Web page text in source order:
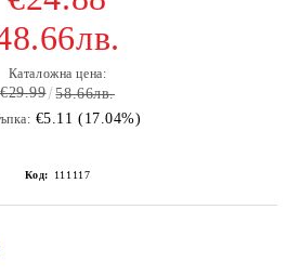
Каталожна цена:
€29.99 58.66лв.
€5.11 (17.04%)
Код: 111117